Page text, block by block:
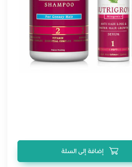
المضاد لتساقط الشعر ونمو الشعر بشكل أسرع